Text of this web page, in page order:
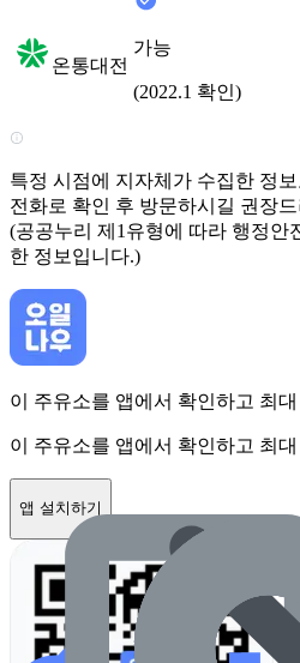
온통대전
가능
(2022.1 확인)
특정 시점에 지자체가 수집한 정
전화로 확인 후 방문하시길 권장
(공공누리 제1유형에 따라 행정안
한 정보입니다.)
이 주유소를 앱에서 확인하고 최
이 주유소를 앱에서 확인하고 최
앱 설치하기